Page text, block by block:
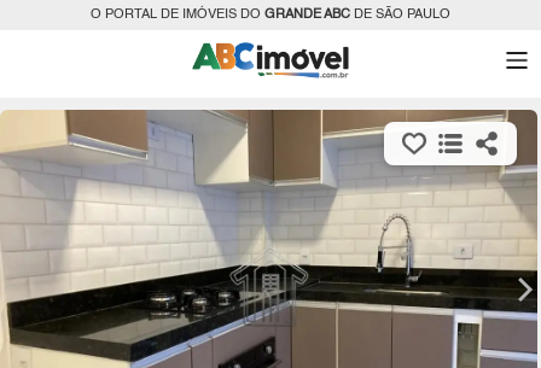
O PORTAL DE IMÓVEIS DO GRANDE ABC DE SÃO PAULO